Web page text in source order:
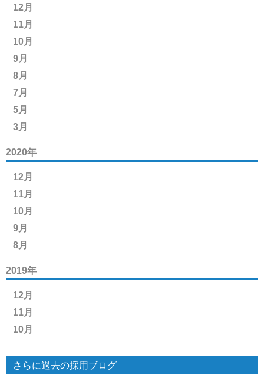
12月
11月
10月
9月
8月
7月
5月
3月
2020年
12月
11月
10月
9月
8月
2019年
12月
11月
10月
さらに過去の採用ブログ